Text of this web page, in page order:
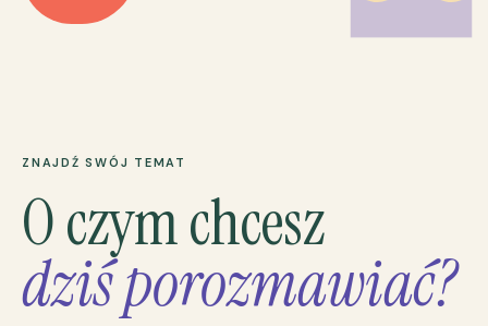
ZNAJDŹ SWÓJ TEMAT
O czym chcesz
dziś porozmawiać?